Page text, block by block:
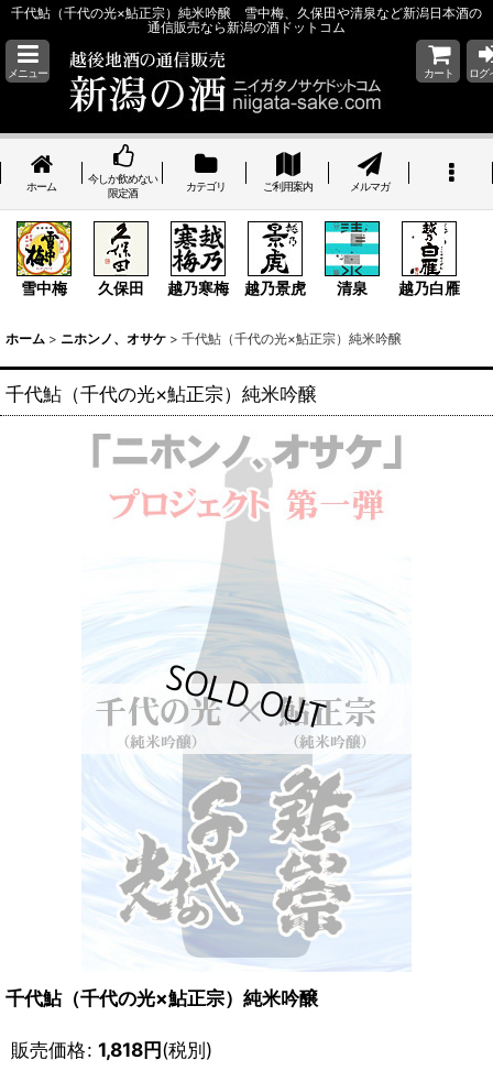
千代鮎（千代の光×鮎正宗）純米吟醸 雪中梅、久保田や清泉など新潟日本酒の
通信販売なら新潟の酒ドットコム
メニュー カート ログ
ホーム
今しか飲めない
限定酒
カテゴリ ご利用案内 メルマガ
雪中梅 久保田 越乃寒梅 越乃景虎 清泉 越乃白雁
ホーム > ニホンノ、オサケ > 千代鮎（千代の光×鮎正宗）純米吟醸
千代鮎（千代の光×鮎正宗）純米吟醸
千代鮎（千代の光×鮎正宗）純米吟醸
販売価格: 1,818円(税別)